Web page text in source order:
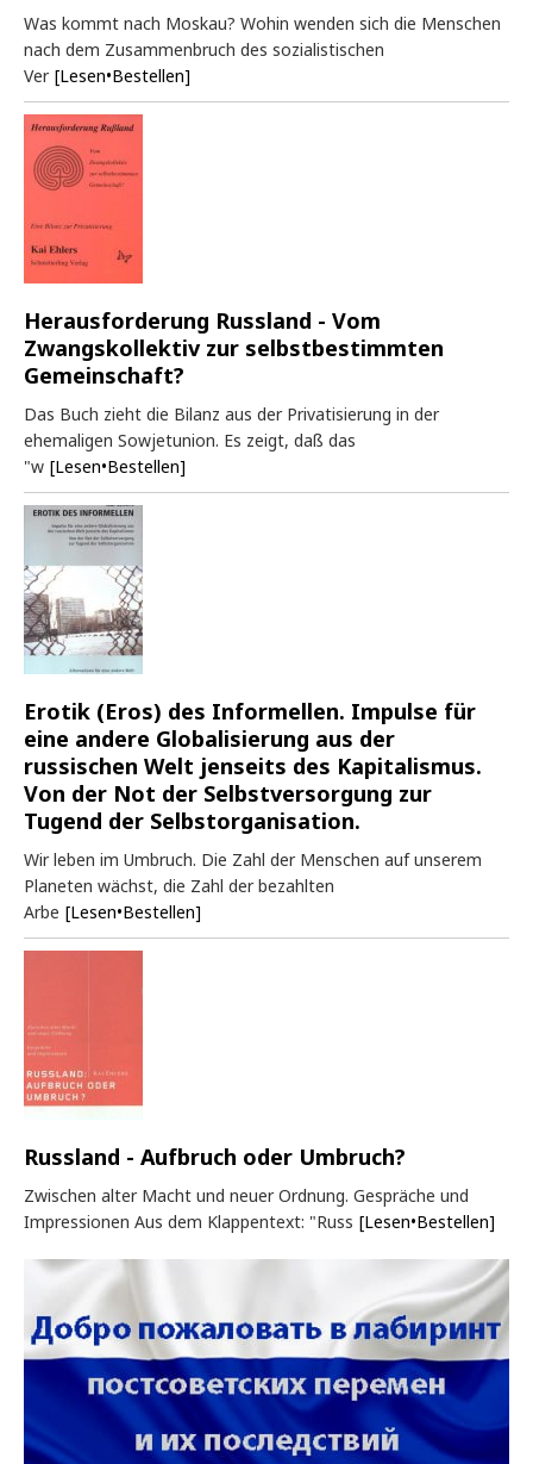
Was kommt nach Moskau? Wohin wenden sich die Menschen
nach dem Zusammenbruch des sozialistischen
Ver [Lesen•Bestellen]
Herausforderung Russland - Vom
Zwangskollektiv zur selbstbestimmten
Gemeinschaft?
Das Buch zieht die Bilanz aus der Privatisierung in der
ehemaligen Sowjetunion. Es zeigt, daß das
"w [Lesen•Bestellen]
Erotik (Eros) des Informellen. Impulse für
eine andere Globalisierung aus der
russischen Welt jenseits des Kapitalismus.
Von der Not der Selbstversorgung zur
Tugend der Selbstorganisation.
Wir leben im Umbruch. Die Zahl der Menschen auf unserem
Planeten wächst, die Zahl der bezahlten
Arbe [Lesen•Bestellen]
Russland - Aufbruch oder Umbruch?
Zwischen alter Macht und neuer Ordnung. Gespräche und
Impressionen Aus dem Klappentext: "Russ [Lesen•Bestellen]